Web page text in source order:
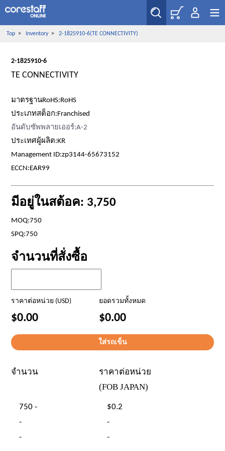
Top> Inventory> 2-1825910-6(TE CONNECTIVITY)
2-1825910-6
TE CONNECTIVITY
มาตรฐานRoHS:RoHS
ประเภทสต็อก:Franchised
อันดับซัพพลายเออร์:A-2
ประเทศผู้ผลิต:KR
Management ID:zp3144-65673152
ECCN:EAR99
มีอยู่ในสต้อค: 3,750
MOQ:750
SPQ:750
จำนวนที่สั่งซื้อ
ราคาต่อหน่วย (USD) ยอดรวมทั้งหมด
$0.00 $0.00
จำนวน
ราคาต่อหน่วย
(FOB JAPAN)
750 -
$0.2
-
-
-
-